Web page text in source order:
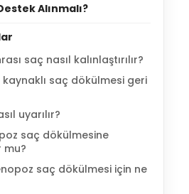
Alınmalı?
saç nasıl kalınlaştırılır?
saç dökülmesi geri
uyarılır?
saç dökülmesine
mu?
saç dökülmesi için ne